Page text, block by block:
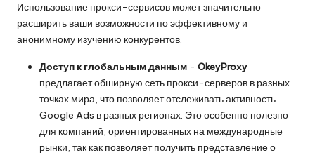
Использование прокси-сервисов может значительно
расширить ваши возможности по эффективному и
анонимному изучению конкурентов.
Доступ к глобальным данным - OkeyProxy
предлагает обширную сеть прокси-серверов в разных
точках мира, что позволяет отслеживать активность
Google Ads в разных регионах. Это особенно полезно
для компаний, ориентированных на международные
рынки, так как позволяет получить представление о